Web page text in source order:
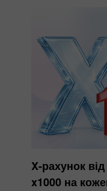
X-рахунок
x1000 на